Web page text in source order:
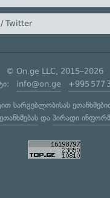
/ Twitter
© On.ge LLC, 2015–2026
info@on.ge +995 577
სარგებლობისას
და პირადი